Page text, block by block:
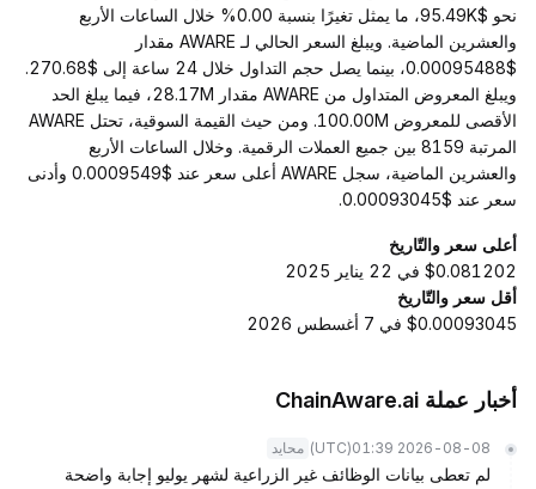
نحو $95.49K، ما يمثل تغيرًا بنسبة 0.00% خلال الساعات الأربع
والعشرين الماضية. ويبلغ السعر الحالي لـ AWARE مقدار
$0.00095488، بينما يصل حجم التداول خلال 24 ساعة إلى $270.68.
ويبلغ المعروض المتداول من AWARE مقدار 28.17M، فيما يبلغ الحد
الأقصى للمعروض 100.00M. ومن حيث القيمة السوقية، تحتل AWARE
المرتبة 8159 بين جميع العملات الرقمية. وخلال الساعات الأربع
والعشرين الماضية، سجل AWARE أعلى سعر عند $0.0009549 وأدنى
سعر عند $0.00093045.
أعلى سعر والتّاريخ
$0.081202 في 22 يناير 2025
أقل سعر والتّاريخ
$0.00093045 في 7 أغسطس 2026
أخبار عملة ChainAware.ai
2026-08-08 01:39
(UTC) محايد
لم تعطى بيانات الوظائف غير الزراعية لشهر يوليو إجابة واضحة